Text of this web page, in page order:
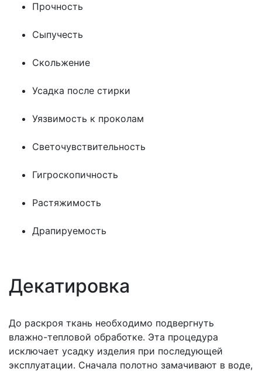
Прочность
Сыпучесть
Скольжение
Усадка после стирки
Уязвимость к проколам
Светочувствительность
Гигроскопичность
Растяжимость
Драпируемость
Декатировка
До раскроя ткань необходимо подвергнуть
влажно-тепловой обработке. Эта процедура
исключает усадку изделия при последующей
эксплуатации. Сначала полотно замачивают в воде,